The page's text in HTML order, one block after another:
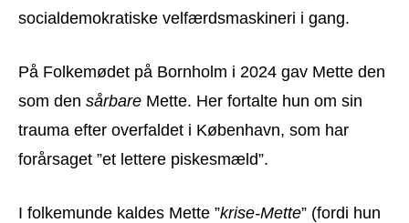
socialdemokratiske velfærdsmaskineri i gang.
På Folkemødet på Bornholm i 2024 gav Mette den
som den sårbare Mette. Her fortalte hun om sin
trauma efter overfaldet i København, som har
forårsaget ”et lettere piskesmæld”.
I folkemunde kaldes Mette ”krise-Mette” (fordi hun